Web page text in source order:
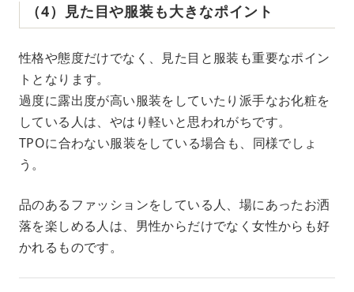
（4）見た目や服装も大きなポイント
性格や態度だけでなく、見た目と服装も重要なポイン
トとなります。
過度に露出度が高い服装をしていたり派手なお化粧を
している人は、やはり軽いと思われがちです。
TPOに合わない服装をしている場合も、同様でしょ
う。
品のあるファッションをしている人、場にあったお洒
落を楽しめる人は、男性からだけでなく女性からも好
かれるものです。